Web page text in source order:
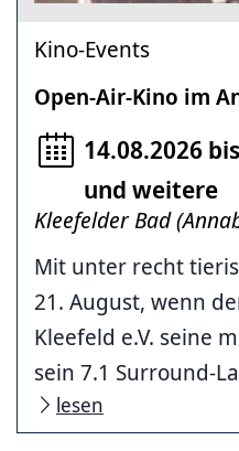
Kino-Events
Open-Air-Kino im
14.08.2026
und weitere
Kleefelder Bad
Mit unter recht
21. August, wenn
Kleefeld e.V. seine
sein 7.1 Surround-
lesen